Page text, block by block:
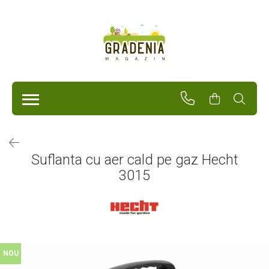
Tractorașe de cosit iarba
Masini de tuns iarba
Roabe
Pompe de apă
Hidrofoare
Fierastraie telescopice
Dispozitiv de ascutit lant
Suflanta cu aer cald pe gaz Hecht
3015
NOU